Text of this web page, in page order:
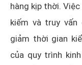
hàng kịp thời.
kiếm và truy vấn
giảm thời gian
của quy trình